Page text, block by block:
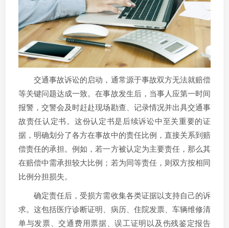
交通事故诉讼的启动，通常源于事故双方无法就赔偿
等关键问题达成一致。在事故发生后，当事人应第一时间
报警，交警会及时赶赴现场勘查、记录情况并出具交通事
故责任认定书。这份认定书是后续诉讼中至关重要的证
据，明确划分了各方在事故中的责任比例，直接关系到赔
偿责任的承担。例如，若一方被认定为主要责任，那么其
在赔偿中需承担较大比例；若为同等责任，则双方按相同
比例分担损失。
确定责任后，受损方需收集各类证据以支持自己的诉
求。这包括医疗诊断证明、病历、住院发票、车辆维修清
单与发票、交通费用票据、误工证明以及伤残鉴定报告